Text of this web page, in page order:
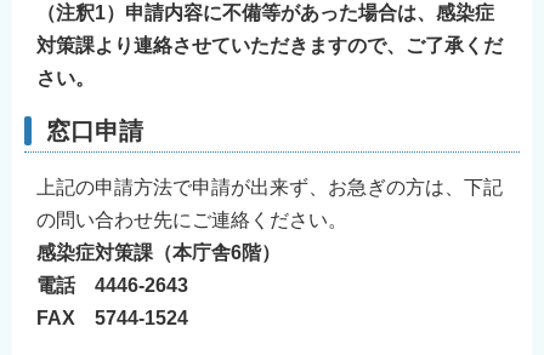
（注釈1）申請内容に不備等があった場合は、感染症
対策課より連絡させていただきますので、ご了承くだ
さい。
窓口申請
上記の申請方法で申請が出来ず、お急ぎの方は、下記
の問い合わせ先にご連絡ください。
感染症対策課（本庁舎6階）
電話 4446-2643
FAX 5744-1524